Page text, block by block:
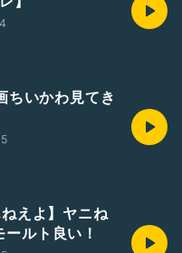
ちいかわ見てき
えよ】ヤニね
ルト良い！